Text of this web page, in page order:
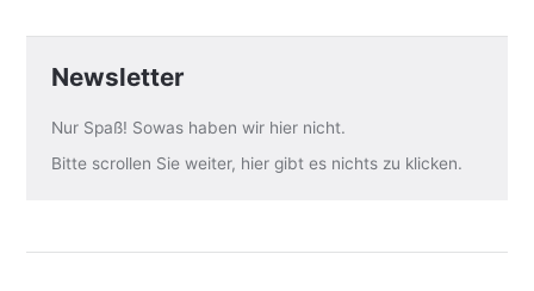
Newsletter
Nur Spaß! Sowas haben wir hier nicht.
Bitte scrollen Sie weiter, hier gibt es nichts zu klicken.